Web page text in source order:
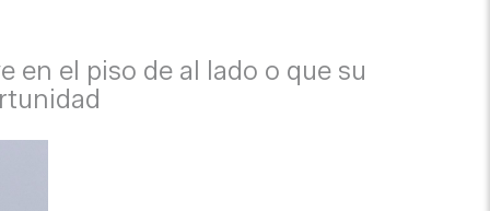
en el piso de al lado o que su